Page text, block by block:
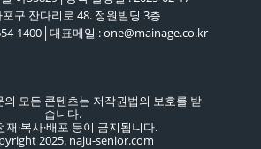
구 잔다리로 48. 정원빌딩 3층
1400│대표메일 : one@mainage.co.kr
모든 콘텐츠는 저작권법의 보호를 받
습니다.
재·복사·배포 등이 금지됩니다.
2025. naju-senior.com